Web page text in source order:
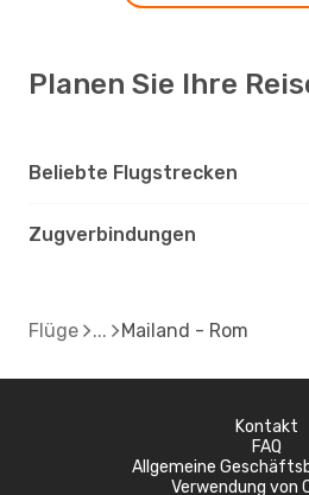
Planen Sie Ihre
Beliebte Flugstrecken
Zugverbindungen
Flüge Mailand - Rom
Kontakt
FAQ
Allgemeine
Verwendung von